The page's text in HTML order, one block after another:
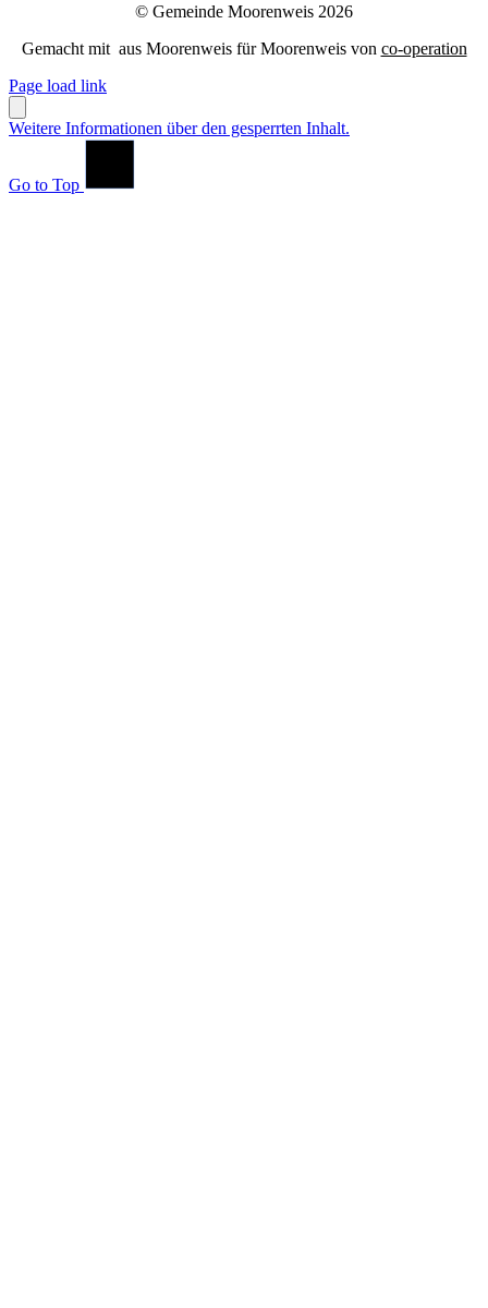
© Gemeinde Moorenweis 2026
Gemacht mit aus Moorenweis für Moorenweis von co-operation
Page load link
Weitere Informationen über den gesperrten Inhalt.
Go to Top